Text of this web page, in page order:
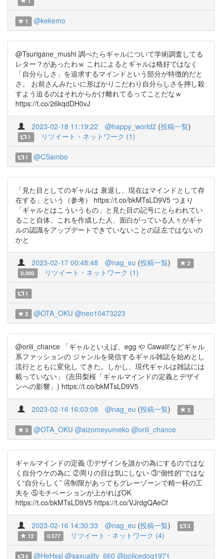
1 @kekemo
@Tsurigane_mushi 調べたらギャルについて学術調査してる
レター？があったわｗ これによるとギャルは格好ではなく
「自分らしさ」を追求するマインドという部分が特徴的だと
さ。 お前さんみたいに形ばかりこだわり自分らしさを押し殺
すよう迫るのはそれからかけ離れてるってことだなｗ
https://t.co/26kqdDH0vJ
2023-02-18 11:19:22 @happy_world2 (投稿一覧)
1 リツイート・ネットワーク (1)
1 @CSambo
「見た目としてのギャルは 衰退し、現在はマインドとして存
在する」という（参考） https://t.co/bkMTsLD9V5 つまり
「ギャルとはこういうもの」と見た目の記号にとらわれてい
ること自体、これを作成した人、面白がっている人々がギャ
ルの認識をアップデートできていないことの証左ではないの
かと
2023-02-17 00:48:48 @nag_eu (投稿一覧)
2
0.000
リツイート・ネットワーク (1)
1
2 @OTA_OKU @neo10473223
@oriii_chance 「ギャルといえば、egg や Cawaii!などギャル
系ファッションの ジャンルを発信するギャル雑誌を始めとし
流行とともに変化し てきた。しかし、現代ギャルは雑誌には
載っていない」 (吉田梨桜「ギャルマインドの定義とデザイ
ンへの影響」) https://t.co/bkMTsLD9V5
2023-02-16 16:03:08 @nag_eu (投稿一覧) 3
3 @OTA_OKU @aizomeyumeko @oriii_chance
ギャルマインドの定義 ①デザインを誰かの為にするのではな
く自分ウケの為に ②周りの目は気にしない ③“個性的”ではな
く“自分らしく” ④制限があってもグレーゾーンで精一杯の工
夫を ⑤モチベーションが上がればOK
https://t.co/bkMTsLD9V5 https://t.co/VJrdgQAeCf
2023-02-16 14:30:33 @nag_eu (投稿一覧)
3
12
0.577 リツイート・ネットワーク (4)
4 @HeHssl @saxuality_660 @policedog1971